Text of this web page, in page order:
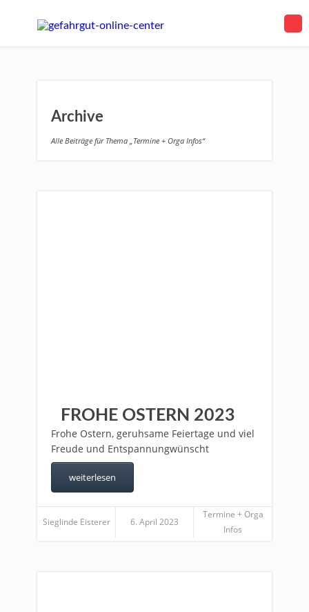
Archive
Alle Beiträge für Thema „Termine + Orga Infos“
FROHE OSTERN 2023
Frohe Ostern, geruhsame Feiertage und viel
Freude und Entspannungwünscht
weiterlesen
Sieglinde Eisterer 6. April 2023
Termine + Orga
Infos